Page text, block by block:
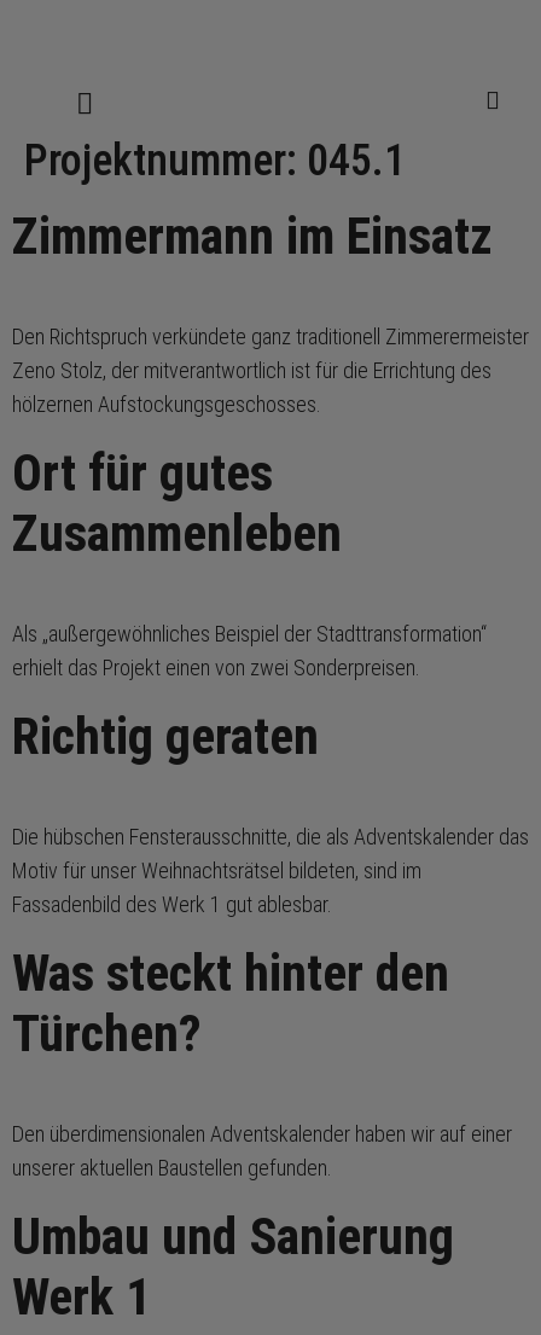
Projektnummer: 045.1
Zimmermann im Einsatz
Den Richtspruch verkündete ganz traditionell Zimmerermeister
Zeno Stolz, der mitverantwortlich ist für die Errichtung des
hölzernen Aufstockungsgeschosses.
Ort für gutes
Zusammenleben
Als „außergewöhnliches Beispiel der Stadttransformation“
erhielt das Projekt einen von zwei Sonderpreisen.
Richtig geraten
Die hübschen Fensterausschnitte, die als Adventskalender das
Motiv für unser Weihnachtsrätsel bildeten, sind im
Fassadenbild des Werk 1 gut ablesbar.
Was steckt hinter den
Türchen?
Den überdimensionalen Adventskalender haben wir auf einer
unserer aktuellen Baustellen gefunden.
Umbau und Sanierung
Werk 1